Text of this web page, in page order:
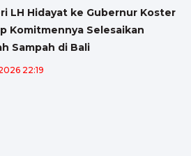
LH Hidayat ke Gubernur Koster
Komitmennya Selesaikan
Sampah di Bali
22:19